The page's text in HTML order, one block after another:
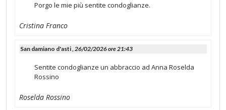
Porgo le mie più sentite condoglianze.
Cristina Franco
San damiano d'asti ,26/02/2026 ore 21:43
Sentite condoglianze un abbraccio ad Anna Roselda
Rossino
Roselda Rossino